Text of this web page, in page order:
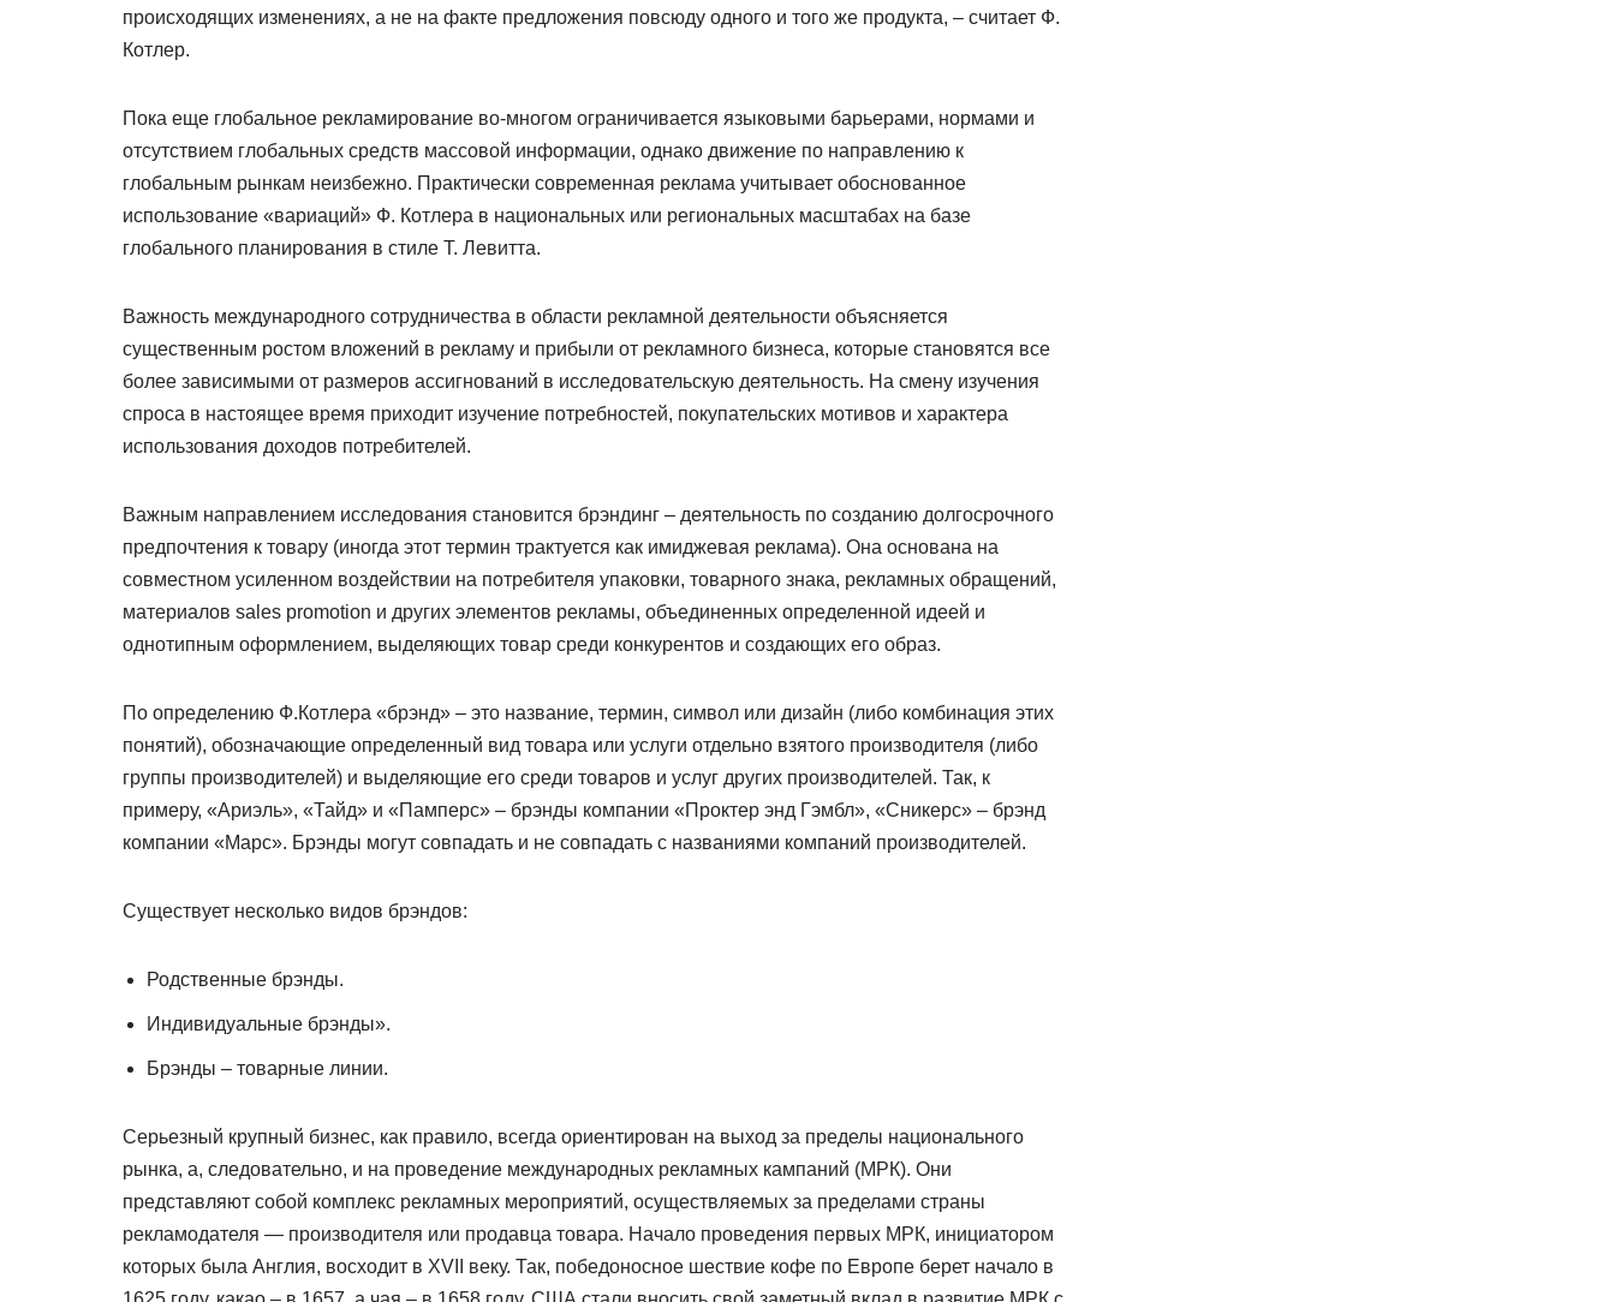
происходящих изменениях, а не на факте предложения повсюду одного и того же продукта, – считает Ф.
Котлер.
Пока еще глобальное рекламирование во-многом ограничивается языковыми барьерами, нормами и
отсутствием глобальных средств массовой информации, однако движение по направлению к
глобальным рынкам неизбежно. Практически современная реклама учитывает обоснованное
использование «вариаций» Ф. Котлера в национальных или региональных масштабах на базе
глобального планирования в стиле Т. Левитта.
Важность международного сотрудничества в области рекламной деятельности объясняется
существенным ростом вложений в рекламу и прибыли от рекламного бизнеса, которые становятся все
более зависимыми от размеров ассигнований в исследовательскую деятельность. На смену изучения
спроса в настоящее время приходит изучение потребностей, покупательских мотивов и характера
использования доходов потребителей.
Важным направлением исследования становится брэндинг – деятельность по созданию долгосрочного
предпочтения к товару (иногда этот термин трактуется как имиджевая реклама). Она основана на
совместном усиленном воздействии на потребителя упаковки, товарного знака, рекламных обращений,
материалов sales promotion и других элементов рекламы, объединенных определенной идеей и
однотипным оформлением, выделяющих товар среди конкурентов и создающих его образ.
По определению Ф.Котлера «брэнд» – это название, термин, символ или дизайн (либо комбинация этих
понятий), обозначающие определенный вид товара или услуги отдельно взятого производителя (либо
группы производителей) и выделяющие его среди товаров и услуг других производителей. Так, к
примеру, «Ариэль», «Тайд» и «Памперс» – брэнды компании «Проктер энд Гэмбл», «Сникерс» – брэнд
компании «Марс». Брэнды могут совпадать и не совпадать с названиями компаний производителей.
Существует несколько видов брэндов:
Родственные брэнды.
Индивидуальные брэнды».
Брэнды – товарные линии.
Серьезный крупный бизнес, как правило, всегда ориентирован на выход за пределы национального
рынка, а, следовательно, и на проведение международных рекламных кампаний (МРК). Они
представляют собой комплекс рекламных мероприятий, осуществляемых за пределами страны
рекламодателя — производителя или продавца товара. Начало проведения первых МРК, инициатором
которых была Англия, восходит в ХVII веку. Так, победоносное шествие кофе по Европе берет начало в